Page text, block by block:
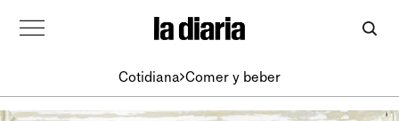
Cotidiana Comer y beber